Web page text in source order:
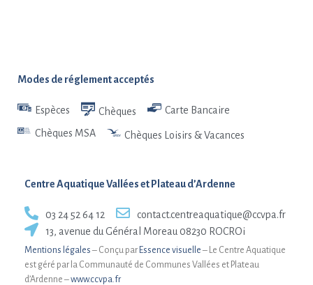
Modes de réglement acceptés
Espèces Chèques Carte Bancaire
Chèques MSA Chèques Loisirs & Vacances
Centre Aquatique Vallées et Plateau d’Ardenne
03 24 52 64 12
contact.centreaquatique@ccvpa.fr
13, avenue du Général Moreau 08230 ROCROi
Mentions légales – Conçu par Essence visuelle – Le Centre Aquatique
est géré par la Communauté de Communes Vallées et Plateau
d’Ardenne –www.ccvpa.fr